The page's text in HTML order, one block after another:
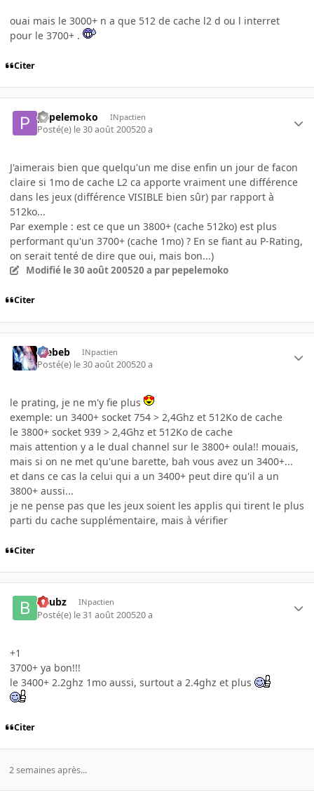
ouai mais le 3000+ n a que 512 de cache l2 d ou l interret
pour le 3700+ .
Citer
pepelemoko INpactien
Posté(e) le 30 août 200520 a
J'aimerais bien que quelqu'un me dise enfin un jour de facon
claire si 1mo de cache L2 ca apporte vraiment une différence
dans les jeux (différence VISIBLE bien sûr) par rapport à
512ko...
Par exemple : est ce que un 3800+ (cache 512ko) est plus
performant qu'un 3700+ (cache 1mo) ? En se fiant au P-Rating,
on serait tenté de dire que oui, mais bon...)
Modifié le 30 août 200520 a par pepelemoko
Citer
Trebeb INpactien
Posté(e) le 30 août 200520 a
le prating, je ne m'y fie plus
exemple: un 3400+ socket 754 > 2,4Ghz et 512Ko de cache
le 3800+ socket 939 > 2,4Ghz et 512Ko de cache
mais attention y a le dual channel sur le 3800+ oula!! mouais,
mais si on ne met qu'une barette, bah vous avez un 3400+...
et dans ce cas la celui qui a un 3400+ peut dire qu'il a un
3800+ aussi...
je ne pense pas que les jeux soient les applis qui tirent le plus
parti du cache supplémentaire, mais à vérifier
Citer
beubz INpactien
Posté(e) le 31 août 200520 a
+1
3700+ ya bon!!!
le 3400+ 2.2ghz 1mo aussi, surtout a 2.4ghz et plus
Citer
2 semaines après...